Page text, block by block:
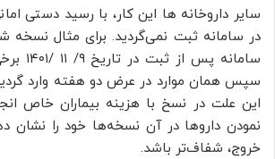
سایر داروخانه ها این کار، با رسید دستی
سامانه
سپس همان موارد در عرض دو هفته وارد
این علت در نسخ با هزینه بیماران خاص
نمودن داروها در آن نسخه‌ها خود را نشان
خروج، شفاف‌تر باشد.